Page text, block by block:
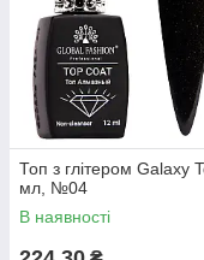
Топ з глітером Galaxy
мл, №04
В наявності